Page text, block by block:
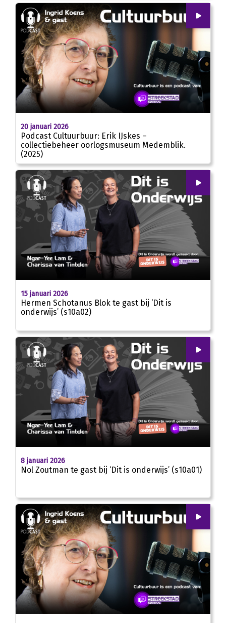
20:50
20 januari 2026
Podcast Cultuurbuur: Erik IJskes –
collectiebeheer oorlogsmuseum Medemblik.
(2025)
25:09
15 januari 2026
Hermen Schotanus Blok te gast bij ‘Dit is
onderwijs’ (s10a02)
25:21
8 januari 2026
Nol Zoutman te gast bij ‘Dit is onderwijs’ (s10a01)
22:22